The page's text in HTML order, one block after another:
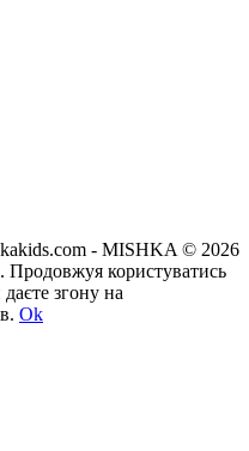
- MISHKA © 2026
користуватись
згону на
Ok